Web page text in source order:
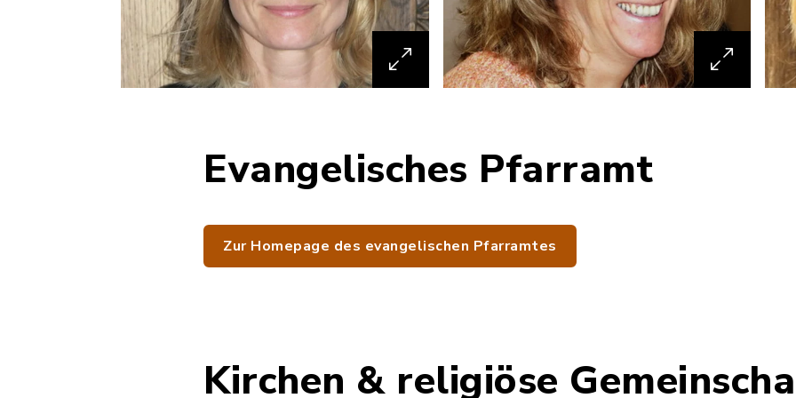
Evangelisches Pfarramt
Zur Homepage des evangelischen Pfarramtes
Kirchen & religiöse